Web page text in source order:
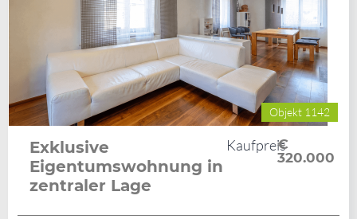
Objekt 1142
Exklusive
Eigentumswohnung in
zentraler Lage
Kaufpreis
€
320.000